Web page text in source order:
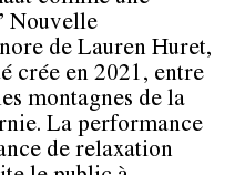
Nouvelle
de Lauren Huret,
crée en 2021, entre
montagnes de la
La performance
de relaxation